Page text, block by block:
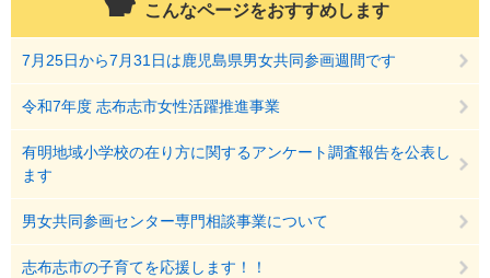
こんなページをおすすめします
7月25日から7月31日は鹿児島県男女共同参画週間です
令和7年度 志布志市女性活躍推進事業
有明地域小学校の在り方に関するアンケート調査報告を公表し
ます
男女共同参画センター専門相談事業について
志布志市の子育てを応援します！！